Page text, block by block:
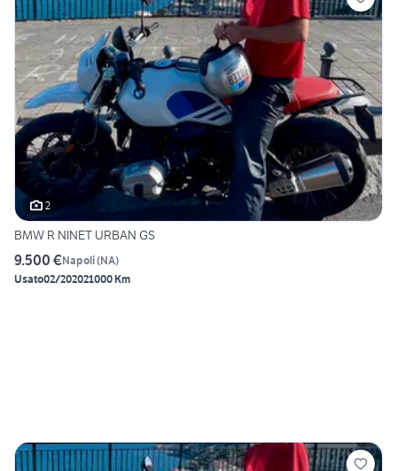
2
BMW R NINET URBAN GS
9.500 €Napoli(NA)
Usato02/202021000 Km